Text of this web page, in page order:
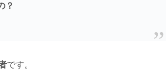
？
です。